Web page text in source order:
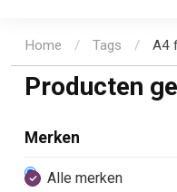
Home / Tags / A4
Producten
Merken
Alle merken